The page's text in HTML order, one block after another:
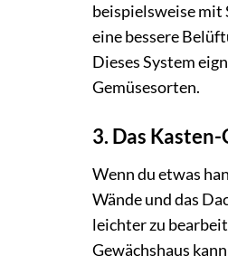
beispielsweise mit
eine bessere
Dieses System
Gemüsesorten.
3. Das
Wenn du etwas
Wände und das
leichter zu
Gewächshaus